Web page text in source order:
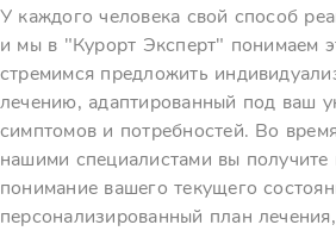
У каждого человека свой способ
и мы в "Курорт Эксперт" понимаем
стремимся предложить
лечению, адаптированный под ваш
симптомов и потребностей. Во
нашими специалистами вы
понимание вашего текущего
персонализированный план